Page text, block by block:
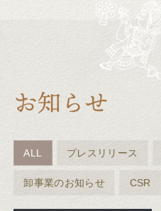
ALL プレスリリース
卸事業のお知らせ CSR